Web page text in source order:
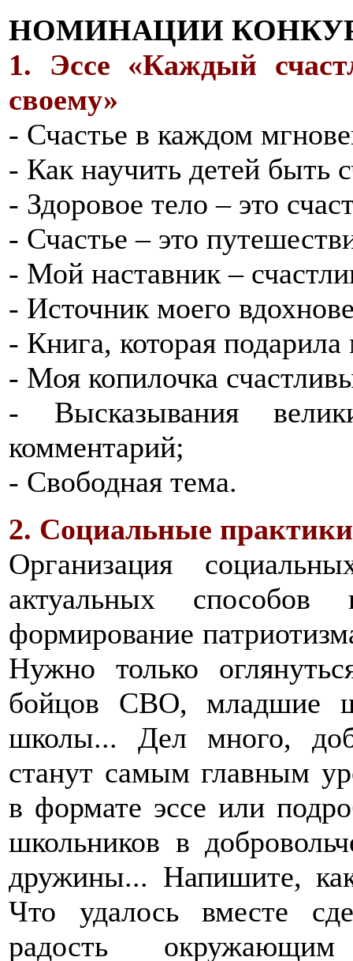
НОМИНАЦИИ
1. Эссе «Каждый
своему»
- Счастье в каждом
- Как научить детей быть
- Здоровое тело – это
- Счастье – это
- Мой наставник –
- Источник моего
- Книга, которая
- Моя копилочка
- Высказывания
комментарий;
- Свободная тема.
2. Социальные практики
Организация
актуальных способов
формирование
Нужно только
бойцов СВО, младшие
школы... Дел много,
станут самым главным
в формате эссе или
школьников в
дружины... Напишите,
Что удалось вместе
радость